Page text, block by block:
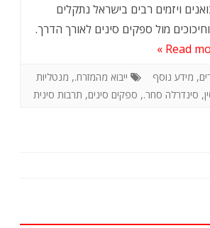
ויזמים רבים בישראל נתקלים
מול ספקים סינים לאורך הדרך.
Read
, מידע נוסף ייבוא מהמזרח., מנטליות
, סינדרלה סחר., ספקים סינים, תרבות סינית